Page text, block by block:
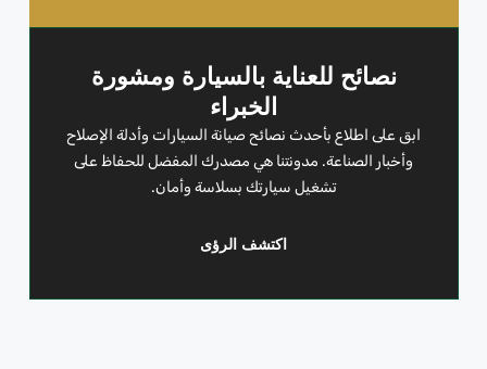
نصائح للعناية بالسيارة ومشورة
الخبراء
ابق على اطلاع بأحدث نصائح صيانة السيارات وأدلة الإصلاح
وأخبار الصناعة. مدونتنا هي مصدرك المفضل للحفاظ على
تشغيل سيارتك بسلاسة وأمان.
اكتشف الرؤى